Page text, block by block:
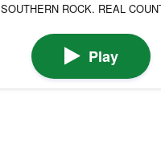
SOUTHERN ROCK. REAL
Play